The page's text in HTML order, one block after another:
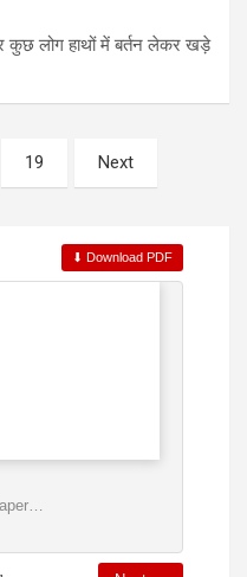
कुछ लोग हाथों में बर्तन लेकर खड़े
19 Next
⬇ Download PDF